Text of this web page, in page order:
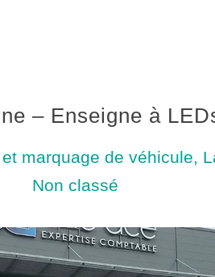
– Enseigne à
marquage de véhicule,
Non classé